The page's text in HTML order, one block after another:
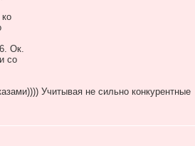
Ок.
со
Учитывая не сильно конкурентные